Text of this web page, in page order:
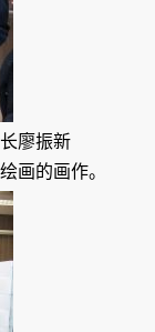
廖振新
画的画作。